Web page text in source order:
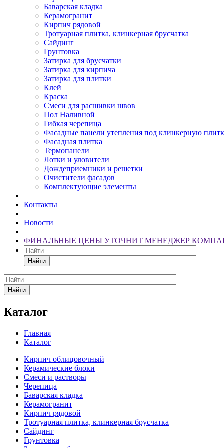
Баварская кладка
Керамогранит
Кирпич рядовой
Тротуарная плитка, клинкерная брусчатка
Сайдинг
Грунтовка
Затирка для брусчатки
Затирка для кирпича
Затирка для плитки
Клей
Краска
Смеси для расшивки швов
Пол Наливной
Гибкая черепица
Фасадные панели утепления под клинкерную
Фасадная плитка
Термопанели
Лотки и уловители
Дождеприемники и решетки
Очистители фасадов
Комплектующие элементы
Контакты
Новости
ФИНАЛЬНЫЕ ЦЕНЫ УТОЧНИТ МЕНЕДЖЕР
Найти
Найти
Каталог
Главная
Каталог
Кирпич облицовочный
Керамические блоки
Смеси и растворы
Черепица
Баварская кладка
Керамогранит
Кирпич рядовой
Тротуарная плитка, клинкерная брусчатка
Сайдинг
Грунтовка